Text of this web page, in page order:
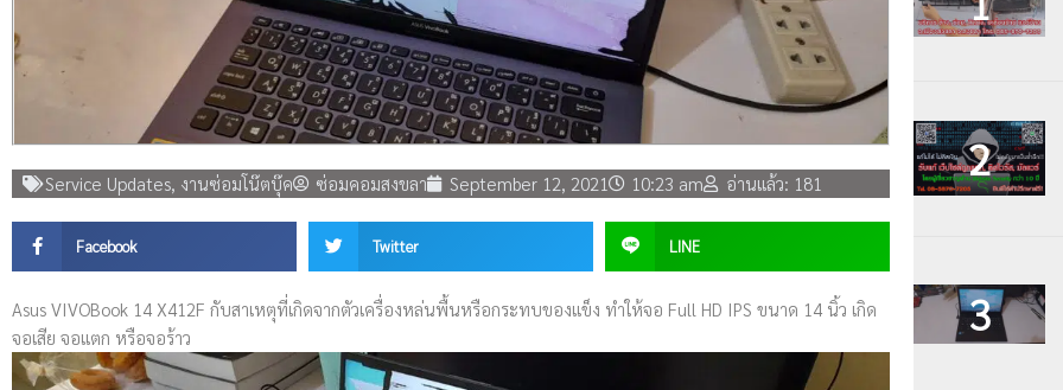
Service Updates, งานซ่อมโน๊ตบุ๊ค ซ่อมคอมสงขลา September 12, 2021 10:23 am อ่านแล้ว: 181
Facebook Twitter LINE
Asus VIVOBook 14 X412F กับสาเหตุที่เกิดจากตัวเครื่องหล่นพื้นหรือกระทบของแข็ง ทำให้จอ Full HD IPS ขนาด 14 นิ้ว เกิด
จอเสีย จอแตก หรือจอร้าว